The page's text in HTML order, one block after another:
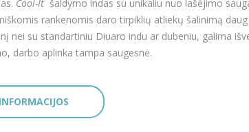
Cool-Itšaldymo indas su unikaliu nuo lašėjimo
rankenomis daro tirpiklių atliekų šalinimą daug
nei su standartiniu Diuaro indu ar dubeniu, galima
darbo aplinka tampa saugesnė.